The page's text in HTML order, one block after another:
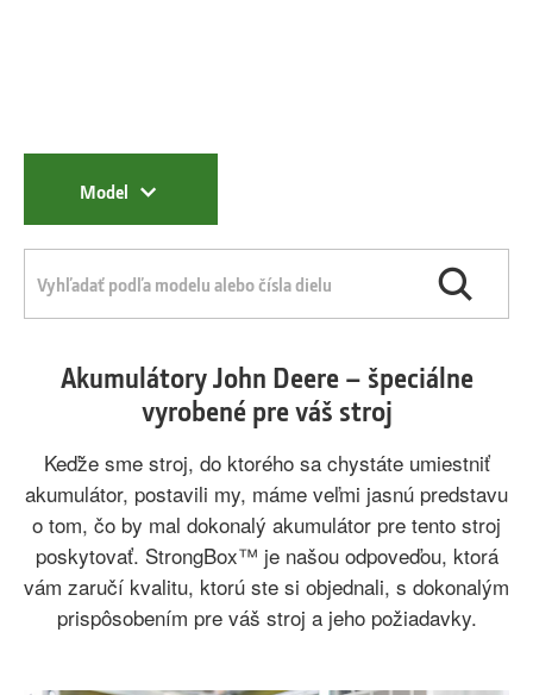
Model
Akumulátory John Deere – špeciálne
vyrobené pre váš stroj
Keďže sme stroj, do ktorého sa chystáte umiestniť
akumulátor, postavili my, máme veľmi jasnú predstavu
o tom, čo by mal dokonalý akumulátor pre tento stroj
poskytovať. StrongBox™ je našou odpoveďou, ktorá
vám zaručí kvalitu, ktorú ste si objednali, s dokonalým
prispôsobením pre váš stroj a jeho požiadavky.